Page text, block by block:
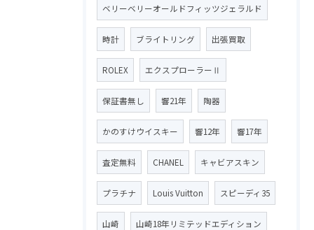
ベリーベリーオールドフィッツジェラルド
時計 ブライトリング 出張買取
ROLEX エクスプローラーⅡ
保証書無し 響21年 陶器
かのすけウイスキー 響12年 響17年
査定無料 CHANEL キャビアスキン
プラチナ Louis Vuitton スピーディ35
山崎 山崎18年リミテッドエディション